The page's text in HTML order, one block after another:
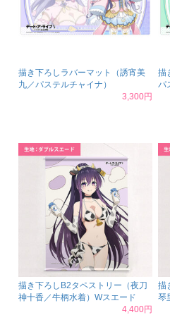
描き下ろしラバーマット（誘宵美
九／パステルチャイナ）
3,300円
描
パ
描き下ろしB2タペストリー（夜刀
神十香／牛柄水着）Wスエード
4,400円
描
琴